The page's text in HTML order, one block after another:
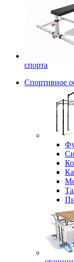
спорта
Спортивное